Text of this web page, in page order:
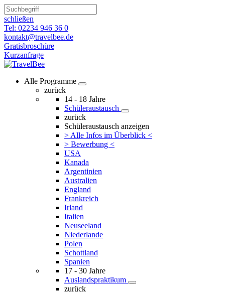
schließen
Tel: 02234 946 36 0
kontakt@travelbee.de
Gratisbroschüre
Kurzanfrage
Alle Programme
zurück
14 - 18 Jahre
Schüleraustausch
zurück
Schüleraustausch anzeigen
> Alle Infos im Überblick <
> Bewerbung <
USA
Kanada
Argentinien
Australien
England
Frankreich
Irland
Italien
Neuseeland
Niederlande
Polen
Schottland
Spanien
17 - 30 Jahre
Auslandspraktikum
zurück